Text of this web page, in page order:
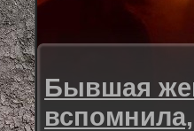
Бывшая